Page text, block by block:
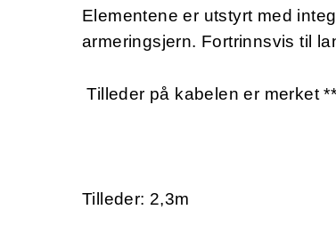
Elementene er utstyrt med
armeringsjern. Fortrinnsvis til
Tilleder på kabelen er merket
Tilleder: 2,3m